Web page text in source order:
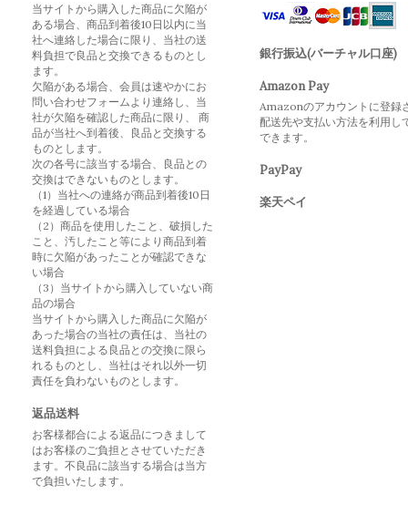
当サイトから購入した商品に欠陥が
ある場合、商品到着後10日以内に当
社へ連絡した場合に限り、当社の送
料負担で良品と交換できるものとし
ます。
欠陥がある場合、会員は速やかにお
問い合わせフォームより連絡し、当
社が欠陥を確認した商品に限り、 商
品が当社へ到着後、良品と交換する
ものとします。
次の各号に該当する場合、良品との
交換はできないものとします。
（1）当社への連絡が商品到着後10日
を経過している場合
（2）商品を使用したこと、破損した
こと、汚したこと等により商品到着
時に欠陥があったことが確認できな
い場合
（3）当サイトから購入していない商
品の場合
当サイトから購入した商品に欠陥が
あった場合の当社の責任は、当社の
送料負担による良品との交換に限ら
れるものとし、当社はそれ以外一切
責任を負わないものとします。
返品送料
お客様都合による返品につきまして
はお客様のご負担とさせていただき
ます。不良品に該当する場合は当方
で負担いたします。
銀行振込(バーチャル口座)
Amazon Pay
Amazonのアカウントに登録
配送先や支払い方法を利用し
できます。
PayPay
楽天ペイ